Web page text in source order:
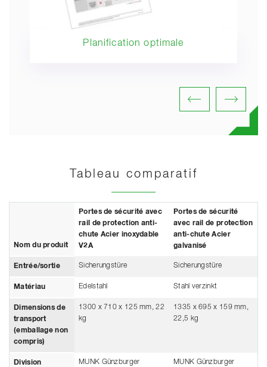
Planification optimale
Tableau comparatif
Nom du produit
Portes de sécurité avec
rail de protection anti-
chute Acier inoxydable
V2A
Portes de sécurité
avec rail de protection
anti-chute Acier
galvanisé
Entrée/sortie Sicherungstüre Sicherungstüre
Matériau Edelstahl Stahl verzinkt
Dimensions de
transport
(emballage non
compris)
1300 x 710 x 125 mm, 22
kg
1335 x 695 x 159 mm,
22,5 kg
Division
MUNK Günzburger
MUNK Günzburger